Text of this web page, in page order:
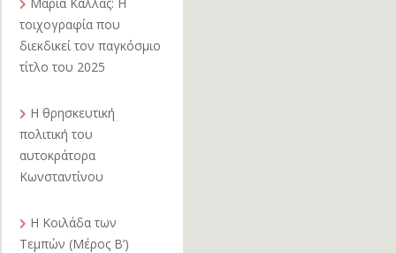
τοιχογραφία που
διεκδικεί τον παγκόσμιο
τίτλο του 2025
Η θρησκευτική
πολιτική του
αυτοκράτορα
Κωνσταντίνου
Η Κοιλάδα των
Τεμπών (Μέρος Β’)